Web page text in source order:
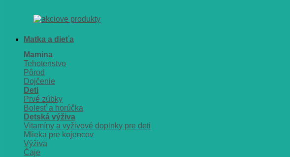
Matka a dieťa
Mamina
Tehotenstvo
Pôrod
Dojčenie
Deti
Prvé zúbky
Bolesť a horúčka
Detská výživa
Vitamíny a vyživové doplnky pre deti
Mlieka pre kojencov
Výživa
Čaje